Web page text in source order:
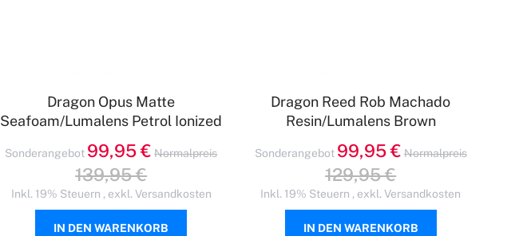
Dragon Opus Matte
Seafoam/Lumalens Petrol Ionized
Sonderangebot 99,95 € Normalpreis
139,95 €
Inkl. 19% Steuern , exkl. Versandkosten
IN DEN WARENKORB
Dragon Reed Rob Machado
Resin/Lumalens Brown
Sonderangebot 99,95 € Normalpreis
129,95 €
Inkl. 19% Steuern , exkl.Versandkosten
IN DEN WARENKORB